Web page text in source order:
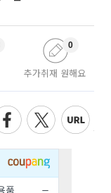
추가취재 원해요
0